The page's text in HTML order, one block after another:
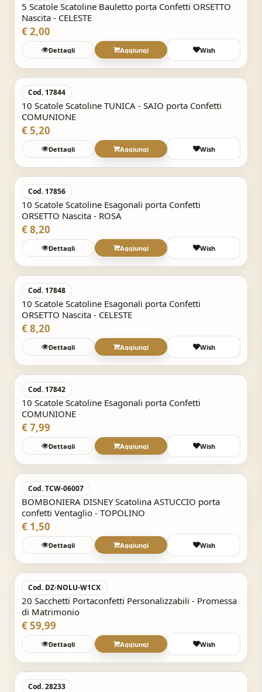
5 Scatole Scatoline Bauletto porta Confetti ORSETTO
Nascita - CELESTE
€ 2,00
Dettagli Aggiungi Wish
Acquisto Veloce
Cod. 17844
10 Scatole Scatoline TUNICA - SAIO porta Confetti
COMUNIONE
€ 5,20
Dettagli Aggiungi Wish
Acquisto Veloce
Cod. 17856
10 Scatole Scatoline Esagonali porta Confetti
ORSETTO Nascita - ROSA
€ 8,20
Dettagli Aggiungi Wish
Acquisto Veloce
Cod. 17848
10 Scatole Scatoline Esagonali porta Confetti
ORSETTO Nascita - CELESTE
€ 8,20
Dettagli Aggiungi Wish
Acquisto Veloce
Cod. 17842
10 Scatole Scatoline Esagonali porta Confetti
COMUNIONE
€ 7,99
Dettagli Aggiungi Wish
Acquisto Veloce
Cod. TCW-06007
BOMBONIERA DISNEY Scatolina ASTUCCIO porta
confetti Ventaglio - TOPOLINO
€ 1,50
Dettagli Aggiungi Wish
Acquisto Veloce
Cod. DZ-NOLU-W1CX
20 Sacchetti Portaconfetti Personalizzabili - Promessa
di Matrimonio
€ 59,99
Dettagli Aggiungi Wish
Acquisto Veloce
Cod. 28233